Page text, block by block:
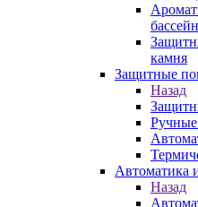
камня
Защитные
Назад
Автоматика
Назад